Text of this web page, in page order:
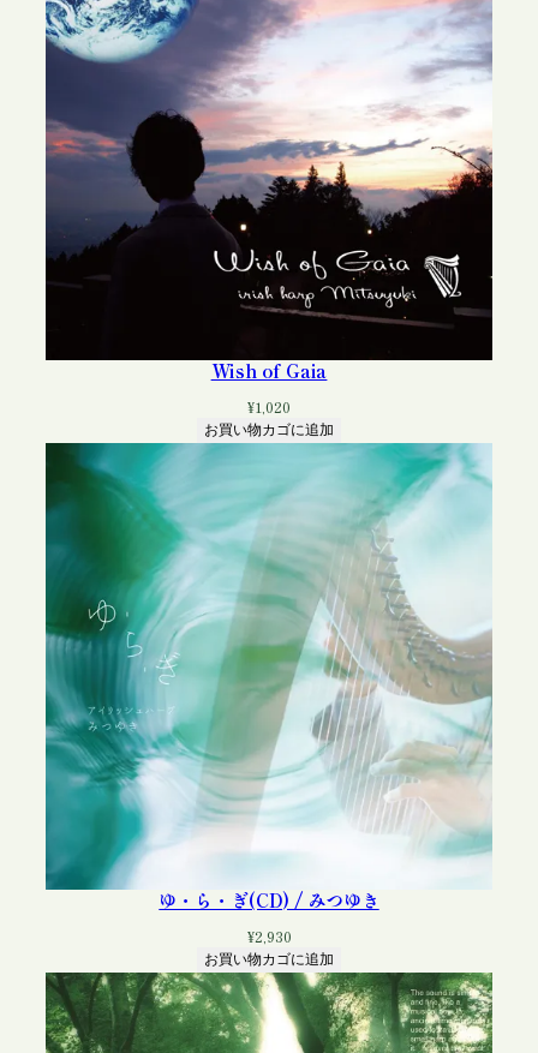
Wish of Gaia
¥1,020
お買い物カゴに追加
ゆ・ら・ぎ(CD) / みつゆき
¥2,930
お買い物カゴに追加